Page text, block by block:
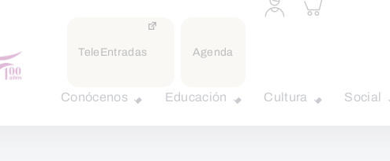
TeleEntradas Agenda
a
carrito
Conócenos Educación Cultura Social